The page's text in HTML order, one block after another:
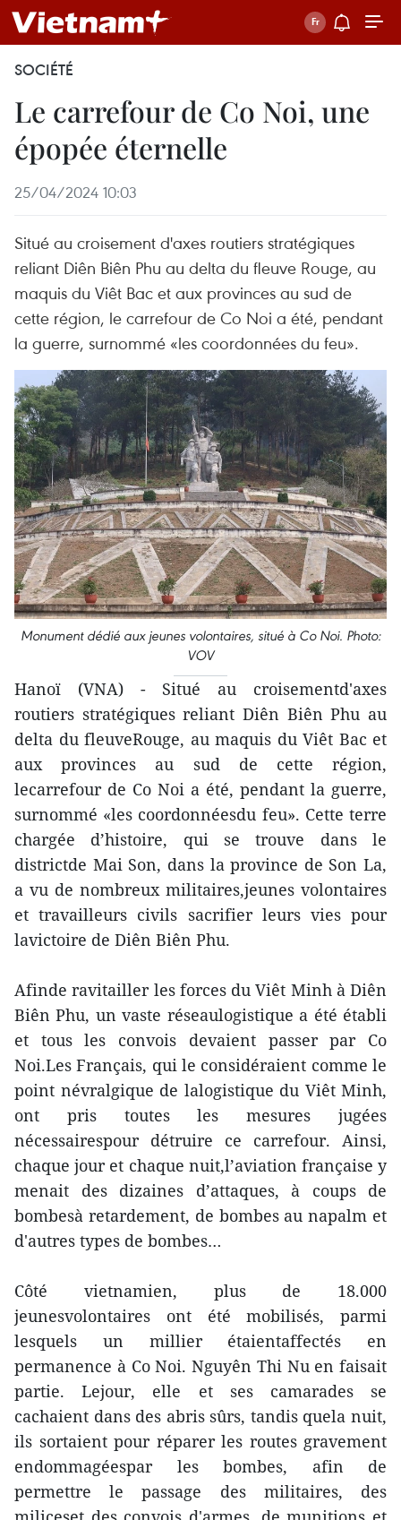
SOCIÉTÉ
Le carrefour de Co Noi, une
épopée éternelle
25/04/2024 10:03
Situé au croisement d'axes routiers stratégiques
reliant Diên Biên Phu au delta du fleuve Rouge, au
maquis du Viêt Bac et aux provinces au sud de
cette région, le carrefour de Co Noi a été, pendant
la guerre, surnommé «les coordonnées du feu».
Monument dédié aux jeunes volontaires, situé à Co Noi. Photo:
VOV
Hanoï (VNA) - Situé au croisementd'axes
routiers stratégiques reliant Diên Biên Phu au
delta du fleuveRouge, au maquis du Viêt Bac et
aux provinces au sud de cette région,
lecarrefour de Co Noi a été, pendant la guerre,
surnommé «les coordonnéesdu feu». Cette terre
chargée d’histoire, qui se trouve dans le
districtde Mai Son, dans la province de Son La,
a vu de nombreux militaires,jeunes volontaires
et travailleurs civils sacrifier leurs vies pour
lavictoire de Diên Biên Phu.
Afinde ravitailler les forces du Viêt Minh à Diên
Biên Phu, un vaste réseaulogistique a été établi
et tous les convois devaient passer par Co
Noi.Les Français, qui le considéraient comme le
point névralgique de lalogistique du Viêt Minh,
ont pris toutes les mesures jugées
nécessairespour détruire ce carrefour. Ainsi,
chaque jour et chaque nuit,l’aviation française y
menait des dizaines d’attaques, à coups de
bombesà retardement, de bombes au napalm et
d'autres types de bombes…
Côté vietnamien, plus de 18.000
jeunesvolontaires ont été mobilisés, parmi
lesquels un millier étaientaffectés en
permanence à Co Noi. Nguyên Thi Nu en faisait
partie. Lejour, elle et ses camarades se
cachaient dans des abris sûrs, tandis quela nuit,
ils sortaient pour réparer les routes gravement
endommagéespar les bombes, afin de
permettre le passage des militaires, des